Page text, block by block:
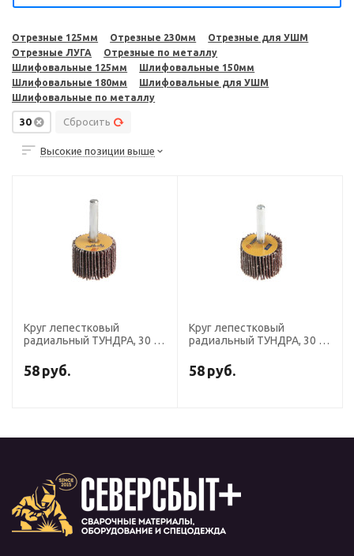
Отрезные 125мм Отрезные 230мм
Отрезные для УШМ
Отрезные ЛУГА
Отрезные по металлу
Шлифовальные 125мм
Шлифовальные 150мм
Шлифовальные 180мм
Шлифовальные для УШМ
Шлифовальные по металлу
30 Сбросить
Высокие позиции выше
Круг лепестковый
радиальный ТУНДРА, 30 х
58 руб.
Круг лепестковый
радиальный ТУНДРА, 30 х
58 руб.